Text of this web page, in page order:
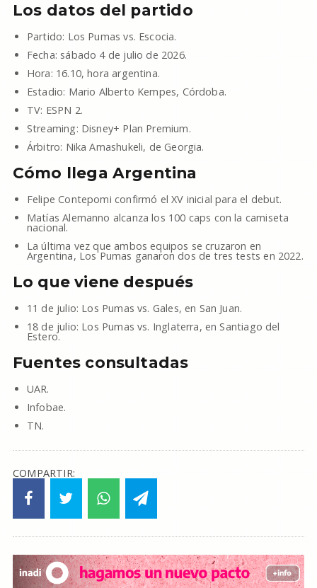
Los datos del partido
Partido: Los Pumas vs. Escocia.
Fecha: sábado 4 de julio de 2026.
Hora: 16.10, hora argentina.
Estadio: Mario Alberto Kempes, Córdoba.
TV: ESPN 2.
Streaming: Disney+ Plan Premium.
Árbitro: Nika Amashukeli, de Georgia.
Cómo llega Argentina
Felipe Contepomi confirmó el XV inicial para el debut.
Matías Alemanno alcanza los 100 caps con la camiseta
nacional.
La última vez que ambos equipos se cruzaron en
Argentina, Los Pumas ganaron dos de tres tests en 2022.
Lo que viene después
11 de julio: Los Pumas vs. Gales, en San Juan.
18 de julio: Los Pumas vs. Inglaterra, en Santiago del
Estero.
Fuentes consultadas
UAR.
Infobae.
TN.
COMPARTIR: